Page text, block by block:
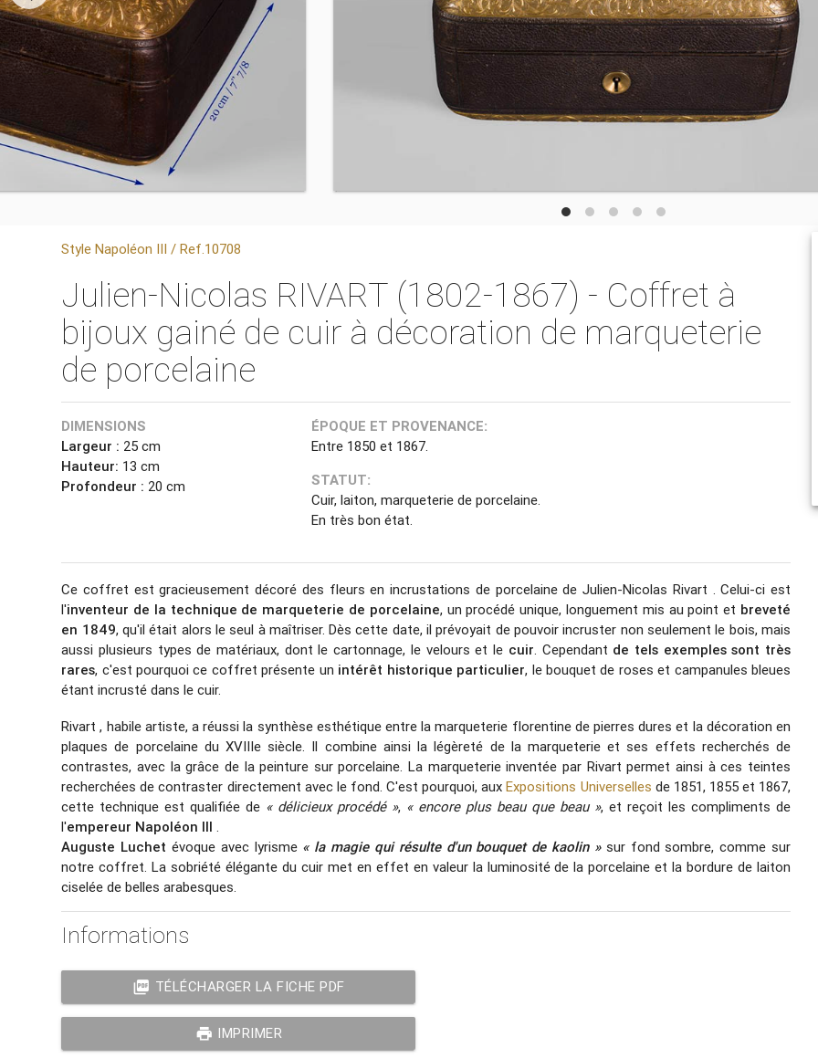
Style Napoléon III / Ref.10708
Julien-Nicolas RIVART (1802-1867) - Coffret à
bijoux gainé de cuir à décoration de marqueterie
de porcelaine
DIMENSIONS
Largeur : 25 cm
Hauteur: 13 cm
Profondeur : 20 cm
ÉPOQUE ET PROVENANCE:
Entre 1850 et 1867.
STATUT:
Cuir, laiton, marqueterie de porcelaine.
En très bon état.
Ce coffret est gracieusement décoré des fleurs en incrustations de porcelaine de Julien-Nicolas Rivart . Celui-ci est
l'inventeur de la technique de marqueterie de porcelaine, un procédé unique, longuement mis au point et breveté
en 1849, qu'il était alors le seul à maîtriser. Dès cette date, il prévoyait de pouvoir incruster non seulement le bois, mais
aussi plusieurs types de matériaux, dont le cartonnage, le velours et le cuir. Cependant de tels exemples sont très
rares, c'est pourquoi ce coffret présente un intérêt historique particulier, le bouquet de roses et campanules bleues
étant incrusté dans le cuir.
Rivart , habile artiste, a réussi la synthèse esthétique entre la marqueterie florentine de pierres dures et la décoration en
plaques de porcelaine du XVIIIe siècle. Il combine ainsi la légèreté de la marqueterie et ses effets recherchés de
contrastes, avec la grâce de la peinture sur porcelaine. La marqueterie inventée par Rivart permet ainsi à ces teintes
recherchées de contraster directement avec le fond. C'est pourquoi, auxExpositions Universelles de 1851, 1855 et 1867,
cette technique est qualifiée de « délicieux procédé », « encore plus beau que beau », et reçoit les compliments de
l'empereur Napoléon III .
Auguste Luchet évoque avec lyrisme « la magie qui résulte d'un bouquet de kaolin »sur fond sombre, comme sur
notre coffret. La sobriété élégante du cuir met en effet en valeur la luminosité de la porcelaine et la bordure de laiton
ciselée de belles arabesques.
Informations
picture_as_pdf TÉLÉCHARGER LA FICHE PDF
print IMPRIMER